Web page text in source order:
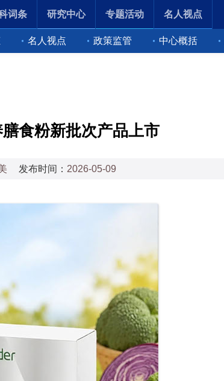
名人视点 政策监管 中心概括
词条 研究中心 专题活动 名人视点
食粉新批次产品上市
发布时间： 2026-05-09